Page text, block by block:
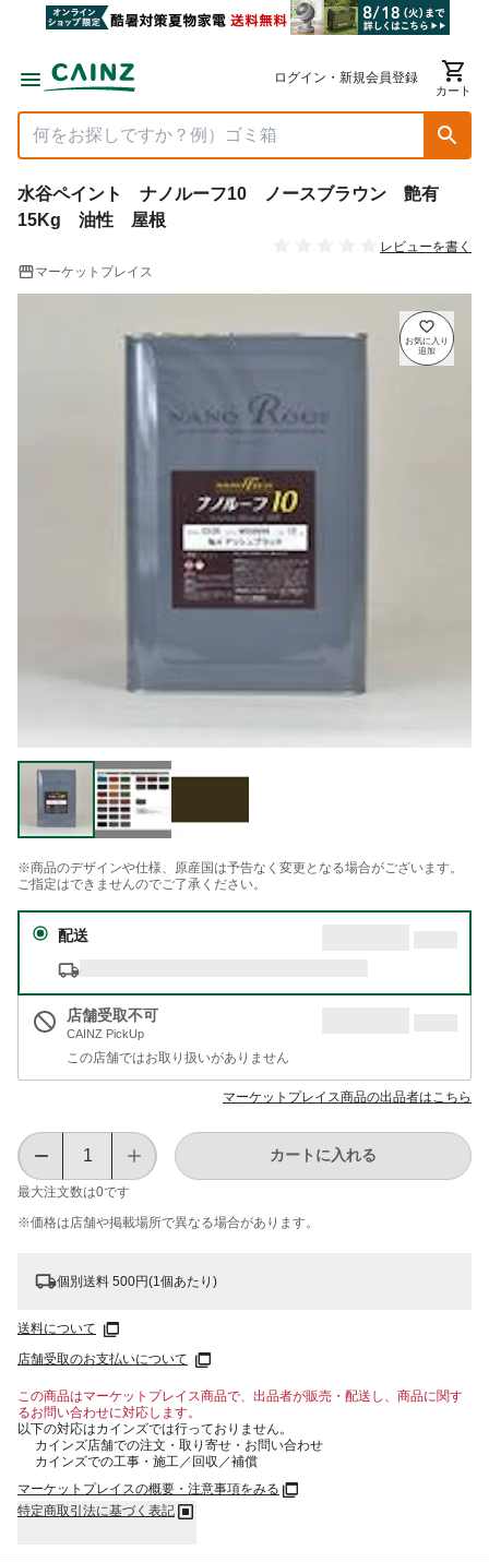
ログイン・新規会員登録
カート
水谷ペイント ナノルーフ10 ノースブラウン 艶有
15Kg 油性 屋根
レビューを書く
マーケットプレイス
※商品のデザインや仕様、原産国は予告なく変更となる場合がございます。
ご指定はできませんのでご了承ください。
配送
店舗受取不可
CAINZ PickUp
この店舗ではお取り扱いがありません
マーケットプレイス商品の出品者はこちら
最大注文数は0です
カートに入れる
※価格は​店舗や​掲載場所で​異なる​場合が​あります。
個別送料 500円(1個あたり)
送料について
店舗受取のお支払いについて
この商品はマーケットプレイス商品で、出品者が販売・配送し、商品に関す
るお問い合わせに対応します。
以下の対応はカインズでは行っておりません。
カインズ店舗での注文・取り寄せ・お問い合わせ
カインズでの工事・施工／回収／補償
マーケットプレイスの概要・注意事項をみる
特定商取引法に基づく表記